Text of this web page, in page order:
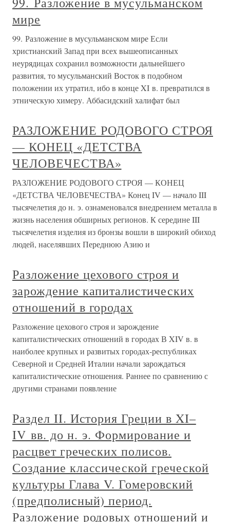
мире
99. Разложение в мусульманском мире Если
христианский Запад при всех вышеописанных
неурядицах сохранил возможности дальнейшего
развития, то мусульманский Восток в подобном
положении их утратил, ибо в конце XI в. превратился в
этническую химеру. Аббасидский халифат был
РАЗЛОЖЕНИЕ РОДОВОГО СТРОЯ
— КОНЕЦ «ДЕТСТВА
ЧЕЛОВЕЧЕСТВА»
РАЗЛОЖЕНИЕ РОДОВОГО СТРОЯ — КОНЕЦ
«ДЕТСТВА ЧЕЛОВЕЧЕСТВА» Конец IV — начало III
тысячелетия до н. э. ознаменовался внедрением металла в
жизнь населения обширных регионов. К середине III
тысячелетия изделия из бронзы вошли в широкий обиход
людей, населявших Переднюю Азию и
Разложение цехового строя и
зарождение капиталистических
отношений в городах
Разложение цехового строя и зарождение
капиталистических отношений в городах В XIV в. в
наиболее крупных и развитых городах-республиках
Северной и Средней Италии начали зарождаться
капиталистические отношения. Раннее по сравнению с
другими странами появление
Раздел II. История Греции в XI–
IV вв. до н. э. Формирование и
расцвет греческих полисов.
Создание классической греческой
культуры Глава V. Гомеровский
(предполисный) период.
Разложение родовых отношений и